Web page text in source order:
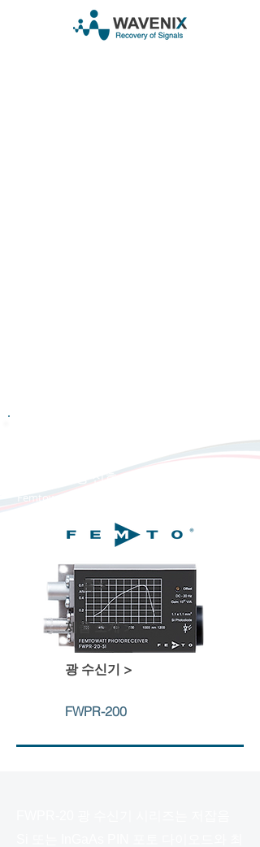
펨토 와트 광 신호 수신기
Femtowatt Photoreceiver
홈 >
제품 소개 >
광 수신기 >
FWPR-200